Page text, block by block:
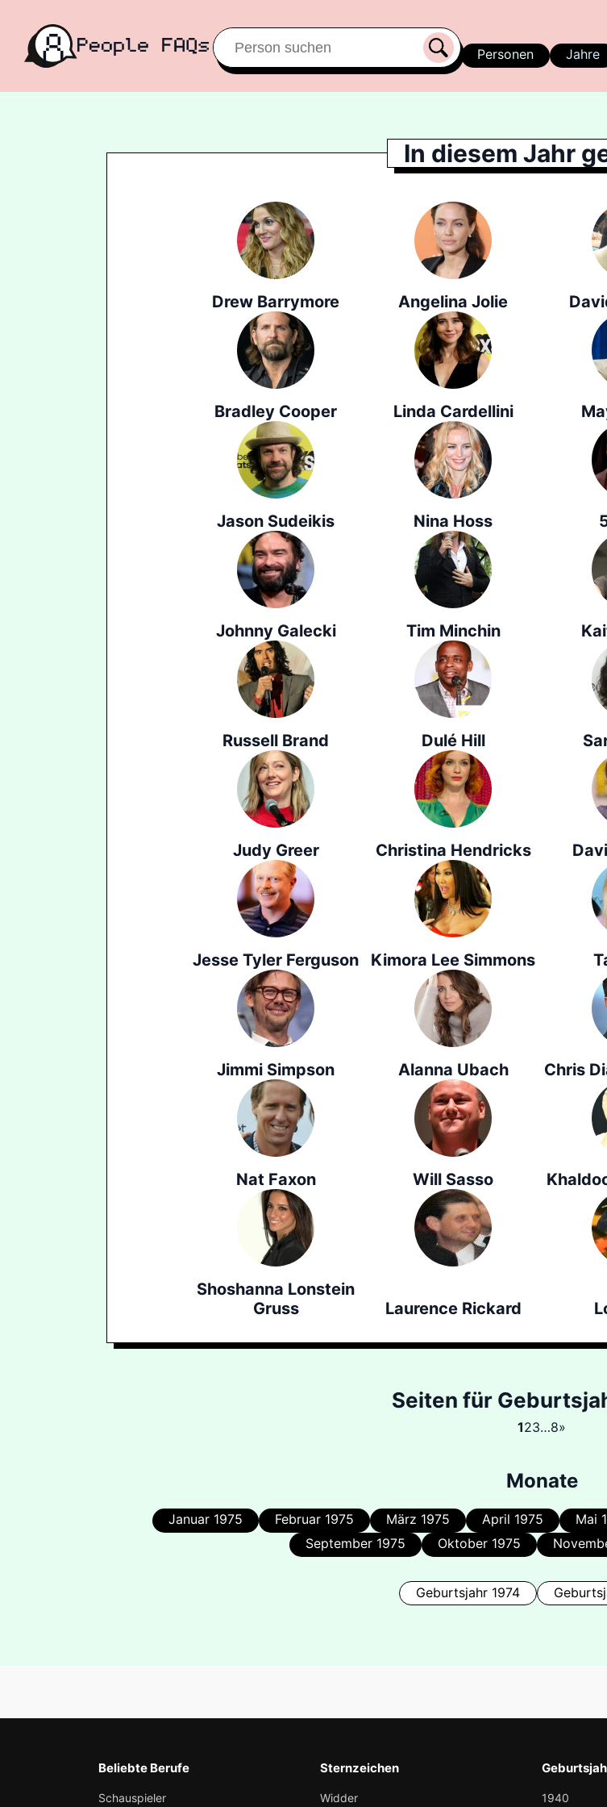
Personen Jahre
In diesem Jahr
Drew Barrymore Angelina Jolie
Bradley Cooper Linda Cardellini
Jason Sudeikis Nina Hoss
Johnny Galecki Tim Minchin
Russell Brand Dulé Hill
Judy Greer Christina Hendricks
Jesse Tyler Ferguson Kimora Lee Simmons
Jimmi Simpson Alanna Ubach Chris
Nat Faxon Will Sasso
Shoshanna Lonstein
Gruss
Laurence Rickard
Seiten für
123…8»
Monate
Januar 1975 Februar 1975 März 1975 April 1975 Mai
September 1975
Oktober 1975
Geburtsjahr 1974
Beliebte Berufe
Schauspieler
Sternzeichen
Widder 1940